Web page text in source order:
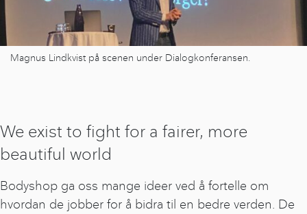
Magnus Lindkvist på scenen under Dialogkonferansen.
We exist to fight for a fairer, more
beautiful world
Bodyshop ga oss mange ideer ved å fortelle om
hvordan de jobber for å bidra til en bedre verden. De